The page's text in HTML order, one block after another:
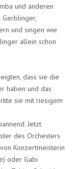
und anderen
Gerblinger,
und singen wie
allein schon
dass sie die
haben und das
sie mit riesigem
Jetzt
des Orchesters
Konzertmeisterin
oder Gabi